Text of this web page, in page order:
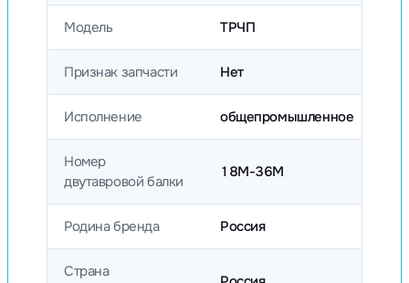
Модель ТРЧП
Признак запчасти Нет
Исполнение общепромышленное
Номер
двутавровой балки
18М-36М
Родина бренда Россия
Страна